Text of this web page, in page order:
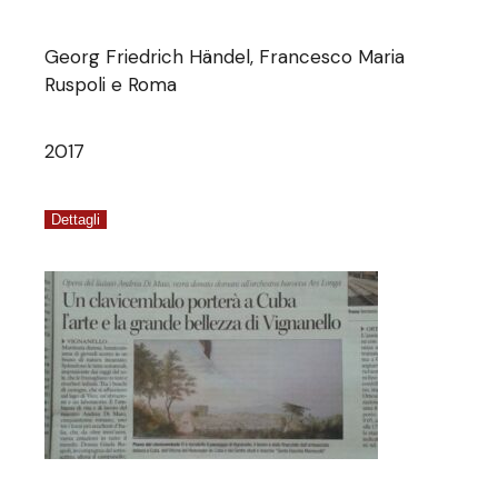
Georg Friedrich Händel, Francesco Maria
Ruspoli e Roma
2017
Dettagli